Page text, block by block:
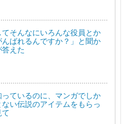
てそんなにいろんな役員とか
ばれるんですか？」と聞か
えた
ているのに、マンガでしか
ない伝説のアイテムをもらっ